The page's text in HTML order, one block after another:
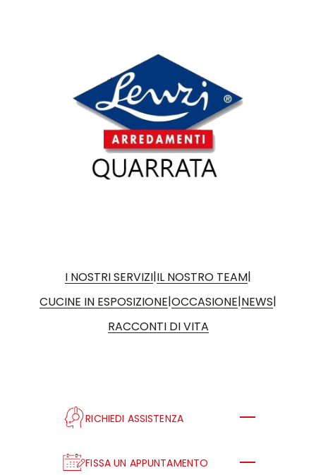
I NOSTRI SERVIZI|IL NOSTRO TEAM|
CUCINE IN ESPOSIZIONE|OCCASIONE|NEWS|
RACCONTI DI VITA
RICHIEDI ASSISTENZA
FISSA UN APPUNTAMENTO